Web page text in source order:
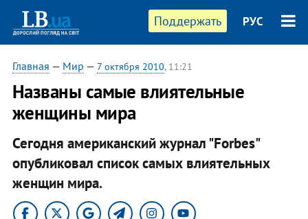
Поддержать РУС
Главная — Мир — 7 октября 2010, 11:21
Названы самые влиятельные
женщины мира
Сегодня американский журнал "Forbes"
опубликовал список самых влиятельных
женщин мира. ​